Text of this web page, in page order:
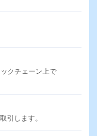
クチェーン上で
引します。